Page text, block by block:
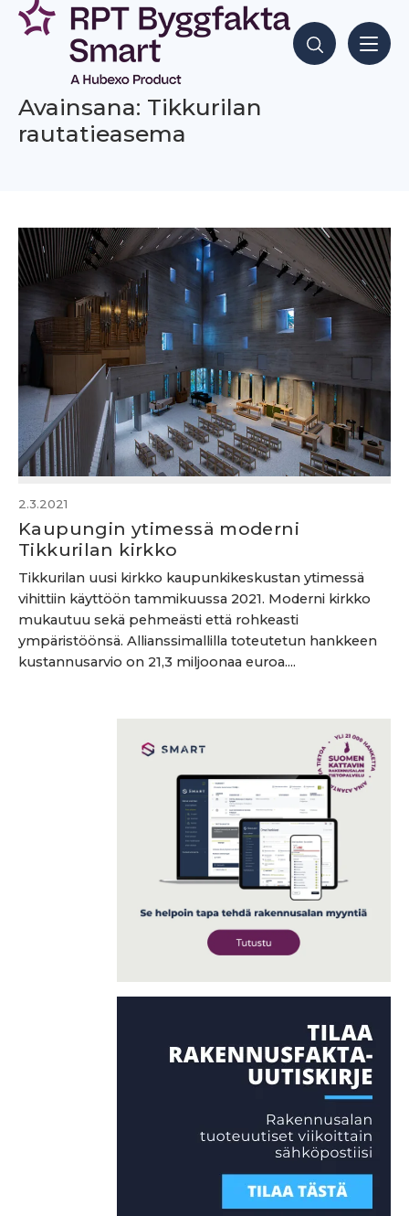
Siirry
sisältöön
Hae sisältöjä
Avainsana: Tikkurilan
rautatieasema
2.3.2021
Kaupungin ytimessä moderni
Tikkurilan kirkko
Tikkurilan uusi kirkko kaupunkikeskustan ytimessä
vihittiin käyttöön tammikuussa 2021. Moderni kirkko
mukautuu sekä pehmeästi että rohkeasti
ympäristöönsä. Allianssimallilla toteutetun hankkeen
kustannusarvio on 21,3 miljoonaa euroa....